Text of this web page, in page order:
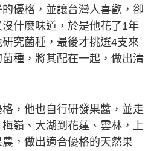
優格，並讓台灣人喜歡，卻
什麼味道，於是他花了1年
究菌種，最後才挑選4支來
種，將其配在一起，做出清
，他也自行研發果醬，並走
嶺、大湖到花蓮、雲林，上
，做出適合優格的天然果